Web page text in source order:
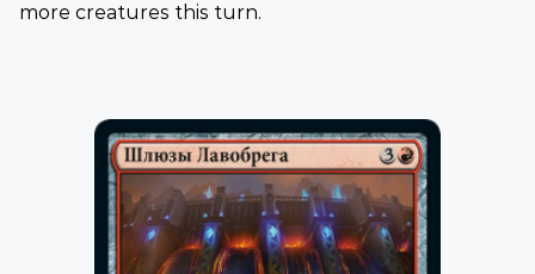
more creatures this turn.